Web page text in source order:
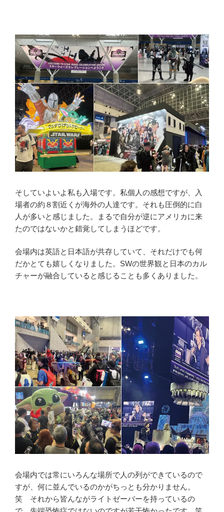
そしていよいよ私も入場です。私個人の感想ですが、入
場者の約８割近くが海外の人達です。それも圧倒的に白
人が多いと感じました。まるで自分が逆にアメリカに来
たのではないかと錯覚してしまうほどです。
会場内は英語と日本語が共存していて、それだけでも何
だかとても嬉しくなりました。SWの世界観と日本のカル
チャーが融合していると感じることも多くありました。
会場内では常にいろんな場所で人の列ができているので
すが、何に並んでいるのかがちっとも分かりません。
笑 それから皆んながライトゼーバーを持っているの